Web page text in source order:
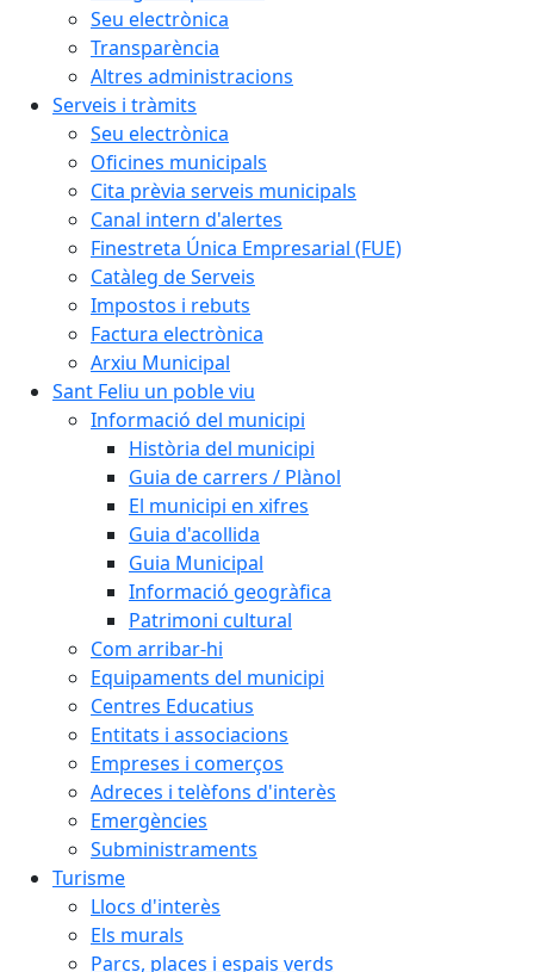
Seu electrònica
Transparència
Altres administracions
Serveis i tràmits
Seu electrònica
Oficines municipals
Cita prèvia serveis municipals
Canal intern d'alertes
Finestreta Única Empresarial (FUE)
Catàleg de Serveis
Impostos i rebuts
Factura electrònica
Arxiu Municipal
Sant Feliu un poble viu
Informació del municipi
Història del municipi
Guia de carrers / Plànol
El municipi en xifres
Guia d'acollida
Guia Municipal
Informació geogràfica
Patrimoni cultural
Com arribar-hi
Equipaments del municipi
Centres Educatius
Entitats i associacions
Empreses i comerços
Adreces i telèfons d'interès
Emergències
Subministraments
Turisme
Llocs d'interès
Els murals
Parcs, places i espais verds